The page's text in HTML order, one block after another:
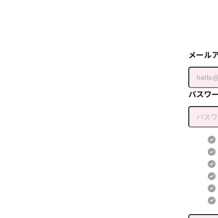
メール
パスワ